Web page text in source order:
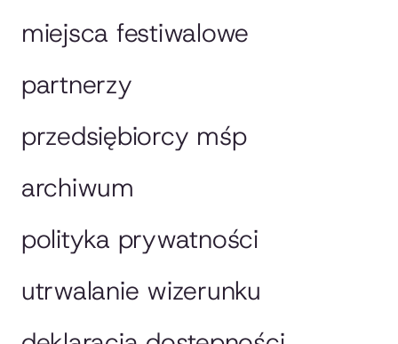
miejsca festiwalowe
partnerzy
przedsiębiorcy mśp
archiwum
polityka prywatności
utrwalanie wizerunku